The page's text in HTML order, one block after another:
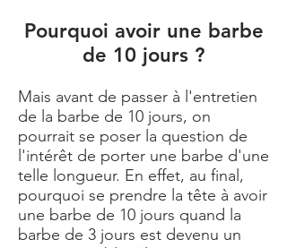
Pourquoi avoir une barbe
de 10 jours ?
Mais avant de passer à l'entretien
de la barbe de 10 jours, on
pourrait se poser la question de
l'intérêt de porter une barbe d'une
telle longueur. En effet, au final,
pourquoi se prendre la tête à avoir
une barbe de 10 jours quand la
barbe de 3 jours est devenu un